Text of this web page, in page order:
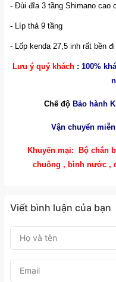
- Đùi đĩa 3 tầng Shimano cao
- Líp thả 9 tầng
- Lốp kenda 27,5 inh rất bền
Lưu ý quý khách : 100%
Chế độ Bảo hành
Vận chuyển
Khuyến mại: Bộ chắn
chuông , bình nước ,
Viết bình luận của bạn